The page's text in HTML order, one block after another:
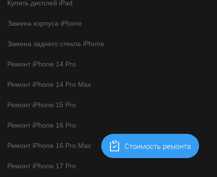
Купить дисплей iPad
Замена корпуса iPhone
Замена заднего стекла iPhone
Ремонт iPhone 14 Pro
Ремонт iPhone 14 Pro Max
Ремонт iPhone 15 Pro
Ремонт iPhone 16 Pro
Ремонт iPhone 16 Pro Max
Ремонт iPhone 17 Pro
Cтоимость ремонта